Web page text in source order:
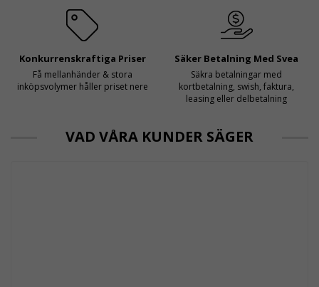
Konkurrenskraftiga Priser
Få mellanhänder & stora
inköpsvolymer håller priset nere
Säker Betalning Med Svea
Säkra betalningar med
kortbetalning, swish, faktura,
leasing eller delbetalning
VAD VÅRA KUNDER SÄGER